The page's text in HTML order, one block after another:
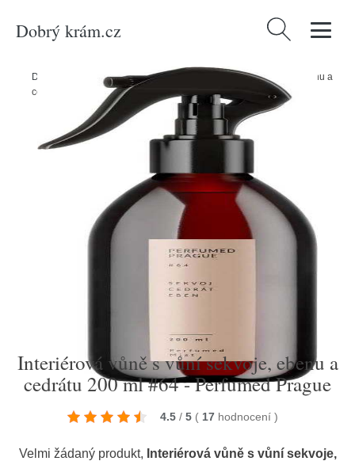
Dobrý krám.cz Vyhledávání
Domů /Dekorace/Interiérová vůně s vůní sekvoje, ebenu a
cedrátu 200 ml #64 - Perfumed Prague
Interiérová vůně s vůní sekvoje, ebenu a
cedrátu 200 ml #64 - Perfumed Prague
4.5 / 5 ( 17 hodnocení )
Velmi žádaný produkt, Interiérová vůně s vůní sekvoje,